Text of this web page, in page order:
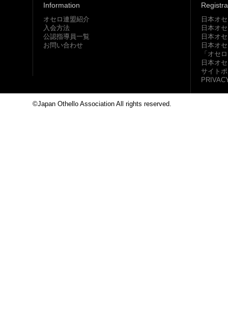
Information
オセロ連盟紹介
入会方法
公認指導員一覧
お問い合わせ
日本オ
日本オ
日本オ
日本オ
「オセ
日本オ
サイト
©Japan Othello Association All rights reserved.